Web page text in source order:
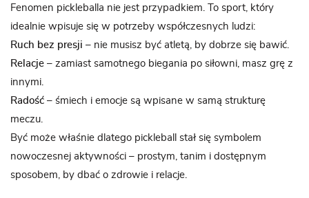
Fenomen pickleballa nie jest przypadkiem. To sport, który
idealnie wpisuje się w potrzeby współczesnych ludzi:
Ruch bez presji – nie musisz być atletą, by dobrze się bawić.
Relacje – zamiast samotnego biegania po siłowni, masz grę z
innymi.
Radość – śmiech i emocje są wpisane w samą strukturę
meczu.
Być może właśnie dlatego pickleball stał się symbolem
nowoczesnej aktywności – prostym, tanim i dostępnym
sposobem, by dbać o zdrowie i relacje.